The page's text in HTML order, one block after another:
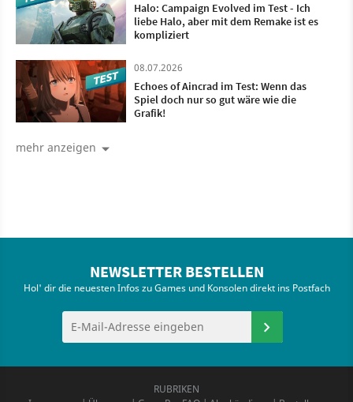
Halo: Campaign Evolved im Test - Ich
liebe Halo, aber mit dem Remake ist es
kompliziert
08.07.2026
Echoes of Aincrad im Test: Wenn das
Spiel doch nur so gut wäre wie die
Grafik!
mehr anzeigen
NEWSLETTER BESTELLEN
Hol' dir die neuesten Infos zu Games und Konsolen direkt ins Postfach
RUBRIKEN